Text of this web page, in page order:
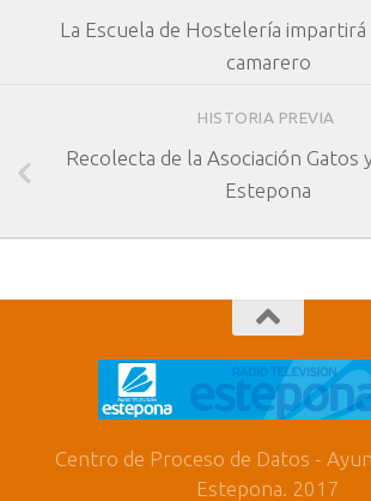
La Escuela de Hostelería
camarero
HISTORIA PREVIA
Recolecta de la Asociación Gatos
Estepona
Centro de Proceso de Datos -
Estepona. 2017